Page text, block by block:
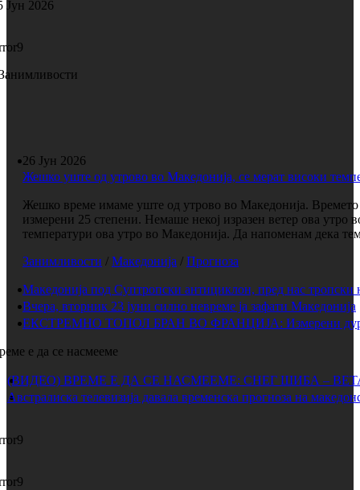
Јун 2026
26 Јун 2026
Жешко уште од утрово во Македонија, се мерат високи
Жешко време имаме уште од утрово во Македонија. Времето
измерени 25 степени. Немаше некој изразен ветер ова
температури ова утро во Македонија. Да напоменам дека
Занимливости / Македонија / Прогноза
Македонија под Суптропски антициклон, пред нас тропски
Вчера, вторник 23 јуни силно невреме ја зафати Македонија
ЕКСТРЕМНО ТОПОЛ БРАН ВО ФРАНЦИЈА: Измерени дури
е да се насмееме
(ВИДЕО) ВРЕМЕ Е ДА СЕ НАСМЕЕМЕ: СНЕГ ШИБА –
Австралиска телевизија давала временска прогноза на